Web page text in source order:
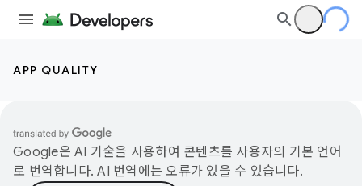
APP QUALITY
Google은 AI 기술을 사용하여 콘텐츠를 사용자의 기본 언어
로 번역합니다. AI 번역에는 오류가 있을 수 있습니다.